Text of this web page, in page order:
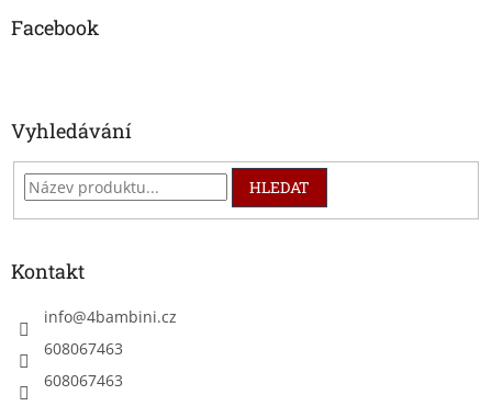
Facebook
Vyhledávání
HLEDAT
Kontakt
info@4bambini.cz
608067463
608067463